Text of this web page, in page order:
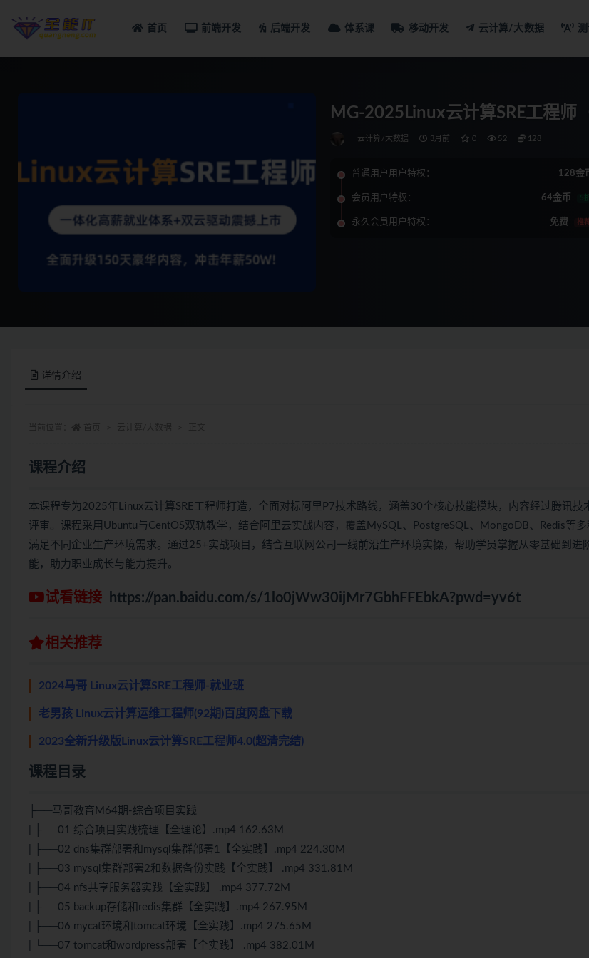
首页 前端开发 后端开发 体系课 移动开发 云计算/大数据
MG-2025Linux云计算SRE工程师
云计算/大数据 3月前 0 52 128
普通用户用户特权： 128金
会员用户特权： 64金币 5折
永久会员用户特权： 免费 推
详情介绍
课程介绍
本课程专为2025年Linux云计算SRE工程师打造，全面对标阿里P7技术路线，涵盖30个核心技能模块，内容经过腾讯技
评审。课程采用Ubuntu与CentOS双轨教学，结合阿里云实战内容，覆盖MySQL、PostgreSQL、MongoDB、Redis等多
满足不同企业生产环境需求。通过25+实战项目，结合互联网公司一线前沿生产环境实操，帮助学员掌握从零基础到进
能，助力职业成长与能力提升。
试看链接 https://pan.baidu.com/s/1lo0jWw30ijMr7GbhFFEbkA?pwd=yv6t
相关推荐
2024马哥 Linux云计算SRE工程师-就业班
老男孩 Linux云计算运维工程师(92期)百度网盘下载
2023全新升级版Linux云计算SRE工程师4.0(超清完结)
课程目录
├──马哥教育M64期-综合项目实践
| ├──01 综合项目实践梳理【全理论】.mp4 162.63M
| ├──02 dns集群部署和mysql集群部署1【全实践】.mp4 224.30M
| ├──03 mysql集群部署2和数据备份实践【全实践】 .mp4 331.81M
| ├──04 nfs共享服务器实践【全实践】 .mp4 377.72M
| ├──05 backup存储和redis集群【全实践】.mp4 267.95M
| ├──06 mycat环境和tomcat环境【全实践】.mp4 275.65M
| └──07 tomcat和wordpress部署【全实践】 .mp4 382.01M